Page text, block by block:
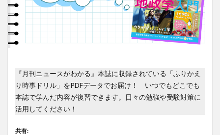
『月刊ニュースがわかる』本誌に収録されている「ふりかえ
り時事ドリル」をPDFデータでお届け！ いつでもどこでも
本誌で学んだ内容が復習できます。日々の勉強や受験対策に
活用してください！
共有: